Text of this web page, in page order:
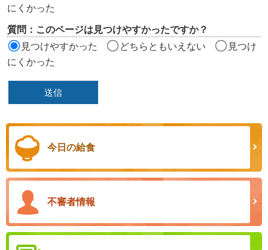
にくかった
質問：このページは見つけやすかったですか？
見つけやすかった
どちらともいえない
見つけ
にくかった
今日の給食
不審者情報